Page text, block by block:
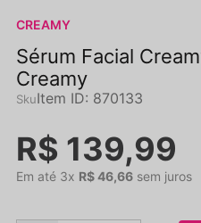
CREAMY
Sérum Facial
Creamy
Item ID: 870133
R$ 139,99
Em até 3x R$46,66 sem juros